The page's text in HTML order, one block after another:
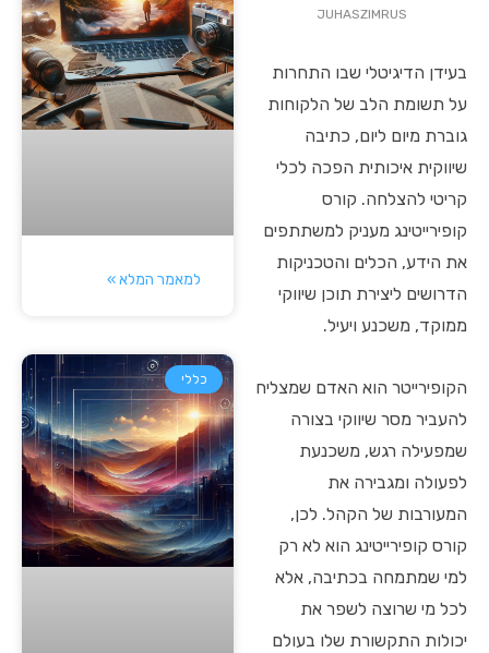
JUHASZIMRUS
בעידן הדיגיטלי שבו התחרות
על תשומת הלב של הלקוחות
גוברת מיום ליום, כתיבה
שיווקית איכותית הפכה לכלי
קריטי להצלחה. קורס
קופירייטינג מעניק למשתתפים
את הידע, הכלים והטכניקות
הדרושים ליצירת תוכן שיווקי
ממוקד, משכנע ויעיל.
הקופירייטר הוא האדם שמצליח
להעביר מסר שיווקי בצורה
שמפעילה רגש, משכנעת
לפעולה ומגבירה את
המעורבות של הקהל. לכן,
קורס קופירייטינג הוא לא רק
למי שמתמחה בכתיבה, אלא
לכל מי שרוצה לשפר את
יכולות התקשורת שלו בעולם
למאמר המלא »
כללי